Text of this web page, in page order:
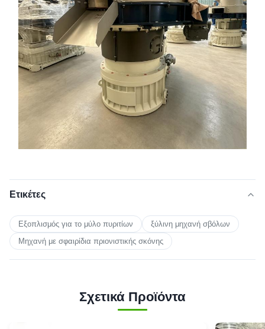
Ετικέτες
Εξοπλισμός για το μύλο πυριτίων
ξύλινη μηχανή σβόλων
Μηχανή με σφαιρίδια πριονιστικής σκόνης
Σχετικά Προϊόντα